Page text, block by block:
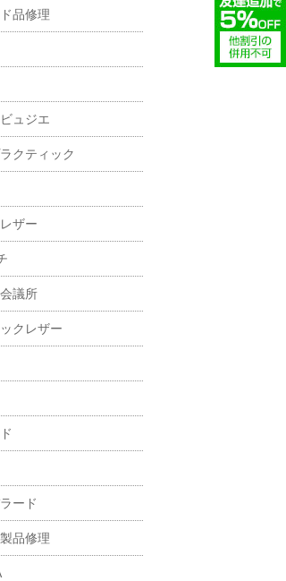
品修理
ュジエ
クティック
ザー
議所
クレザー
ード
品修理